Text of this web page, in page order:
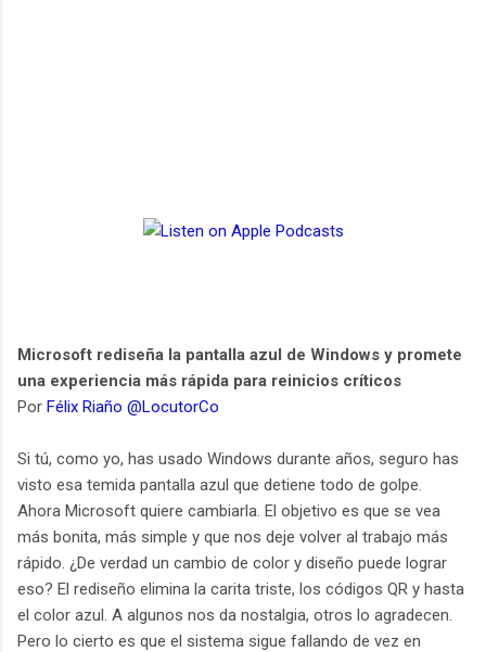
Microsoft rediseña la pantalla azul de Windows y promete
una experiencia más rápida para reinicios críticos
Por Félix Riaño @LocutorCo
Si tú, como yo, has usado Windows durante años, seguro has
visto esa temida pantalla azul que detiene todo de golpe.
Ahora Microsoft quiere cambiarla. El objetivo es que se vea
más bonita, más simple y que nos deje volver al trabajo más
rápido. ¿De verdad un cambio de color y diseño puede lograr
eso? El rediseño elimina la carita triste, los códigos QR y hasta
el color azul. A algunos nos da nostalgia, otros lo agradecen.
Pero lo cierto es que el sistema sigue fallando de vez en